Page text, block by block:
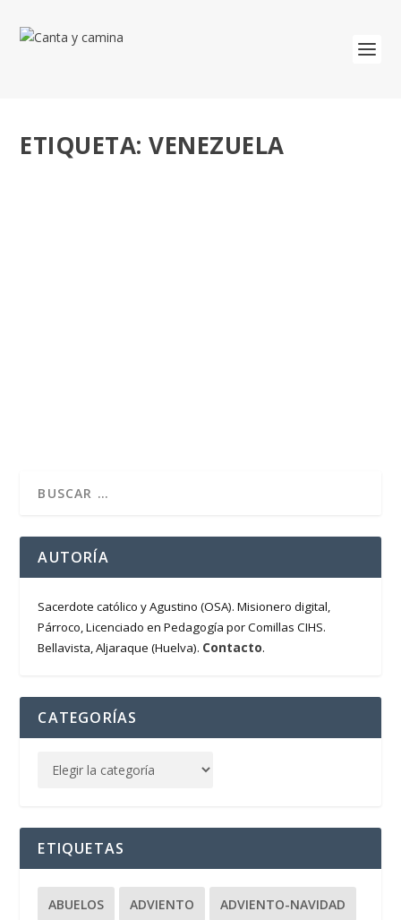
ETIQUETA:VENEZUELA
AUTORÍA
Sacerdote católico y Agustino (OSA). Misionero digital,
Párroco, Licenciado en Pedagogía por Comillas CIHS.
Bellavista, Aljaraque (Huelva). Contacto.
CATEGORÍAS
ETIQUETAS
ABUELOS ADVIENTO ADVIENTO-NAVIDAD